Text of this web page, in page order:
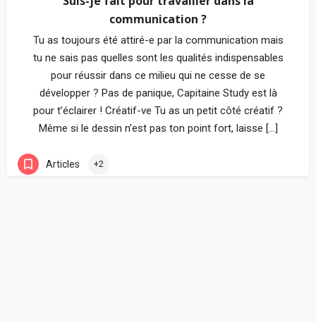
communication ?
Tu as toujours été attiré-e par la communication mais
tu ne sais pas quelles sont les qualités indispensables
pour réussir dans ce milieu qui ne cesse de se
développer ? Pas de panique, Capitaine Study est là
pour t’éclairer ! Créatif-ve Tu as un petit côté créatif ?
Même si le dessin n’est pas ton point fort, laisse […]
Articles +2